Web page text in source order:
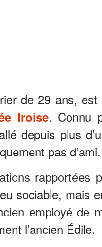
de 29 ans,
Iroise. Connu
depuis plus
pas d’ami.
rapportées
sociable, mais
employé de
l’ancien Édile.